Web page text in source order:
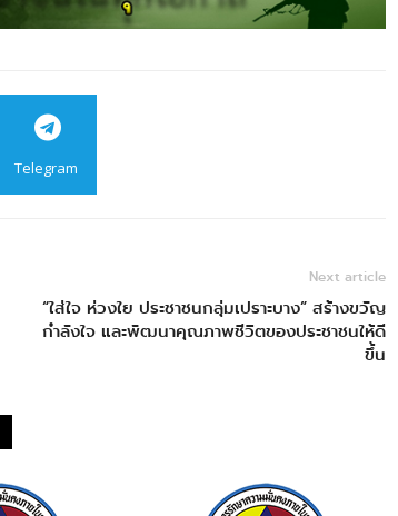
Telegram
Next article
“ใส่ใจ ห่วงใย ประชาชนกลุ่มเปราะบาง” สร้างขวัญ
กำลังใจ และพัฒนาคุณภาพชีวิตของประชาชนให้ดี
ขึ้น